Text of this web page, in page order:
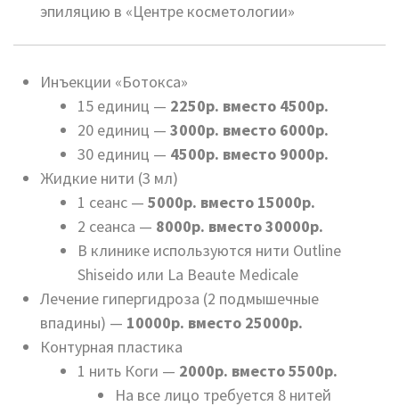
эпиляцию в «Центре косметологии»
Инъекции «Ботокса»
15 единиц — 2250р. вместо 4500р.
20 единиц — 3000р. вместо 6000р.
30 единиц — 4500р. вместо 9000р.
Жидкие нити (3 мл)
1 сеанс — 5000р. вместо 15000р.
2 сеанса — 8000р. вместо 30000р.
В клинике используются нити Outline
Shiseido или La Beaute Medicale
Лечение гипергидроза (2 подмышечные
впадины) — 10000р. вместо 25000р.
Контурная пластика
1 нить Коги — 2000р. вместо 5500р.
На все лицо требуется 8 нитей